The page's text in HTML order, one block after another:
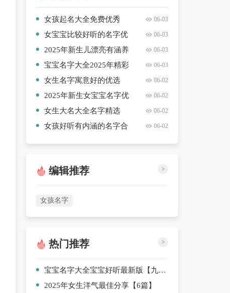
女孩起名大全免费优秀
【三篇】
06-03
女宝宝比较好听的名字优
秀【八篇】
06-03
2025年新生儿漂亮有涵养
的名字爆款【9篇】
06-03
宝宝名字大全2025年精彩
推荐【7篇】
06-03
女生名字寓意好的优选
【十篇】
06-02
2025年新生女宝宝名字优
选【八篇】
06-02
女生大名大全名字精选
【10篇】
06-02
女孩好听有内涵的名字合
06-02
编辑推荐 >
女孩名字
热门推荐 >
宝宝名字大全宝宝好听最新版【九篇】
2025年女生洋气最佳分享【6篇】